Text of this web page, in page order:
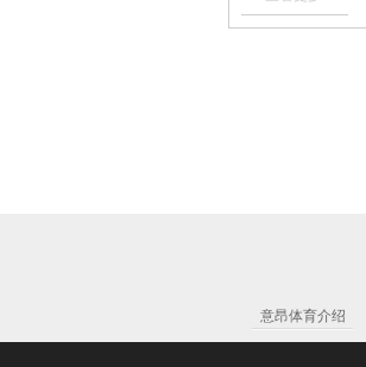
意昂体育介绍